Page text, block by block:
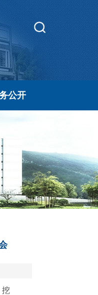
公开
挖